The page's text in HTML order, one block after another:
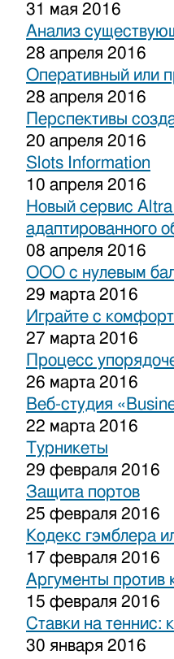
31 мая 2016
Анализ
28 апреля 2016
Оперативный или
28 апреля 2016
Перспективы
20 апреля 2016
Slots Information
10 апреля 2016
Новый сервис Altra
адаптированного
08 апреля 2016
ООО с нулевым
29 марта 2016
Играйте с
27 марта 2016
Процесс
26 марта 2016
Веб-студия
22 марта 2016
Турникеты
29 февраля 2016
Защита портов
25 февраля 2016
Кодекс гэмблера
17 февраля 2016
Аргументы против
15 февраля 2016
Ставки на теннис:
30 января 2016